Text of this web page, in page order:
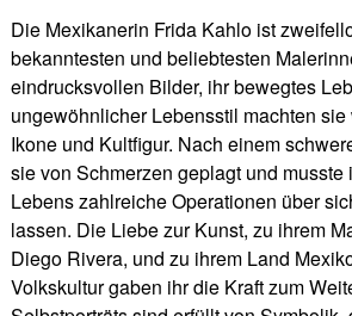
Die Mexikanerin Frida Kahlo ist
bekanntesten und beliebtesten
eindrucksvollen Bilder, ihr bewegtes
ungewöhnlicher Lebensstil machten
Ikone und Kultfigur. Nach einem
sie von Schmerzen geplagt und musste
Lebens zahlreiche Operationen über
lassen. Die Liebe zur Kunst, zu ihrem
Diego Rivera, und zu ihrem Land
Volkskultur gaben ihr die Kraft zum